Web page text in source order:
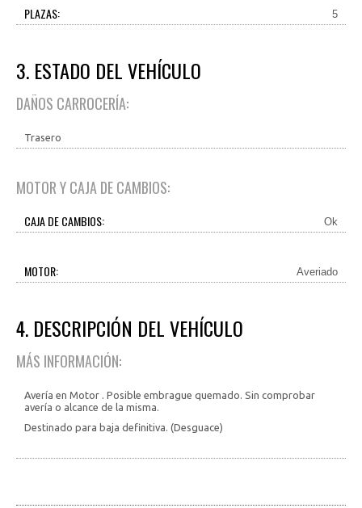
PLAZAS: 5
3. ESTADO DEL VEHÍCULO
DAÑOS CARROCERÍA:
Trasero
MOTOR Y CAJA DE CAMBIOS:
CAJA DE CAMBIOS: Ok
MOTOR: Averiado
4. DESCRIPCIÓN DEL VEHÍCULO
MÁS INFORMACIÓN:
Avería en Motor . Posible embrague quemado. Sin comprobar
avería o alcance de la misma.
Destinado para baja definitiva. (Desguace)